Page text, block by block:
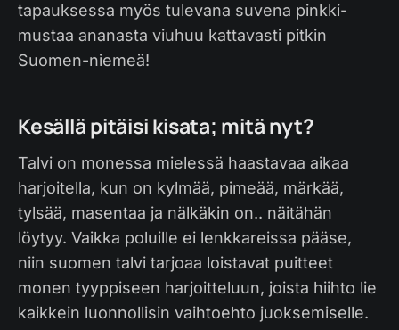
tapauksessa myös tulevana suvena pinkki-
mustaa ananasta viuhuu kattavasti pitkin
Suomen-niemeä!
Kesällä pitäisi kisata; mitä nyt?
Talvi on monessa mielessä haastavaa aikaa
harjoitella, kun on kylmää, pimeää, märkää,
tylsää, masentaa ja nälkäkin on.. näitähän
löytyy. Vaikka poluille ei lenkkareissa pääse,
niin suomen talvi tarjoaa loistavat puitteet
monen tyyppiseen harjoitteluun, joista hiihto lie
kaikkein luonnollisin vaihtoehto juoksemiselle.